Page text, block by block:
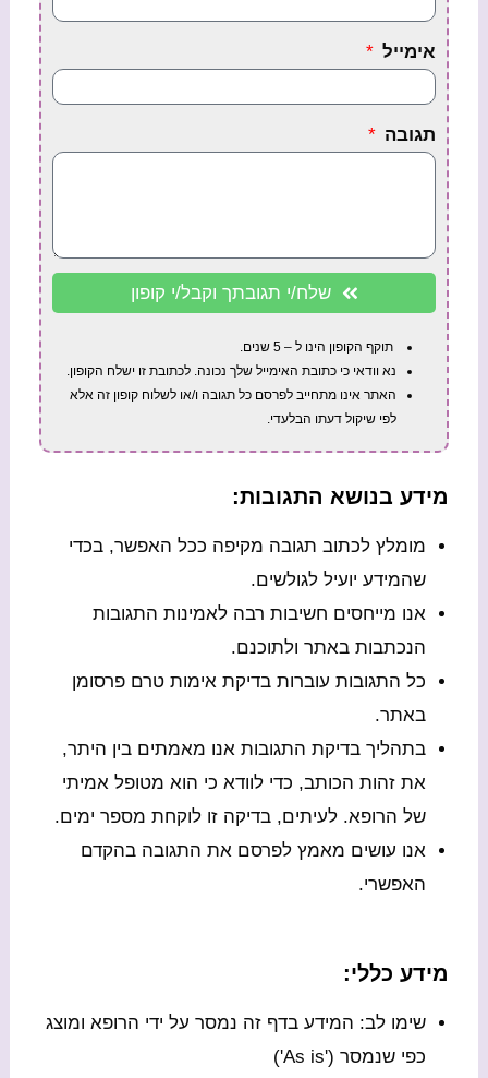
אימייל
תגובה
שלח/י תגובתך וקבל/י קופון
תוקף הקופון הינו ל – 5 שנים.
נא וודאי כי כתובת האימייל שלך נכונה. לכתובת זו ישלח הקופון.
האתר אינו מתחייב לפרסם כל תגובה ו/או לשלוח קופון זה אלא
לפי שיקול דעתו הבלעדי.
מידע בנושא התגובות:
מומלץ לכתוב תגובה מקיפה ככל האפשר, בכדי
שהמידע יועיל לגולשים.
אנו מייחסים חשיבות רבה לאמינות התגובות
הנכתבות באתר ולתוכנם.
כל התגובות עוברות בדיקת אימות טרם פרסומן
באתר.
בתהליך בדיקת התגובות אנו מאמתים בין היתר,
את זהות הכותב, כדי לוודא כי הוא מטופל אמיתי
של הרופא. לעיתים, בדיקה זו לוקחת מספר ימים.
אנו עושים מאמץ לפרסם את התגובה בהקדם
האפשרי.
מידע כללי:
שימו לב: המידע בדף זה נמסר על ידי הרופא ומוצג
כפי שנמסר ('As is')